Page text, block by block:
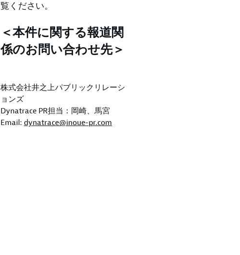
覧ください。
＜本件に関する報道関
係のお問い合わせ先＞
株式会社井之上パブリックリレーシ
ョンズ
Dynatrace PR担当：岡崎、馬宮
Email: dynatrace@inoue-pr.com